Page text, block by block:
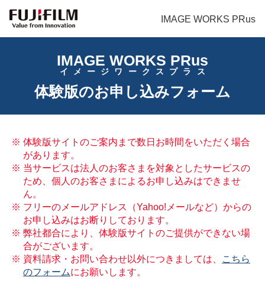
IMAGE WORKS PRus
IMAGE WORKS PRus
イメージワークスプラス
体験版のお申し込みフォーム
※ 体験版サイトのご案内まで数日お時間をいただく場合
があります。
※ 当サービスは法人のお客さまを対象としたサービスの
ため、個人のお客さまによるお申し込みはできませ
ん。
※ フリーのメールアドレス（Yahoo!メールなど）からの
お申し込みはお断りしております。
※ 弊社都合により、体験版サイトのご提供ができない場
合がございます。
※ 資料請求・お問い合わせ以外につきましては、
こちら
のフォームにお願いします。